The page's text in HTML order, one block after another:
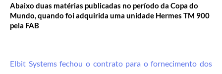
Abaixo duas matérias publicadas no período da Copa do
Mundo, quando foi adquirida uma unidade Hermes TM 900
pela FAB
Elbit Systems fechou o contrato para o fornecimento dos